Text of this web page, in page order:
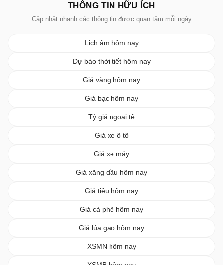
THÔNG TIN HỮU ÍCH
Cập nhật nhanh các thông tin được quan tâm mỗi ngày
Lịch âm hôm nay
Dự báo thời tiết hôm nay
Giá vàng hôm nay
Giá bạc hôm nay
Tỷ giá ngoại tệ
Giá xe ô tô
Giá xe máy
Giá xăng dầu hôm nay
Giá tiêu hôm nay
Giá cà phê hôm nay
Giá lúa gạo hôm nay
XSMN hôm nay